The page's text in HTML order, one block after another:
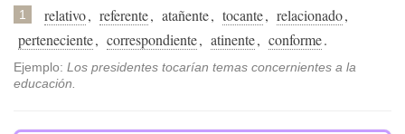
Temas recientes
1 relativo, referente, atañente, tocante, relacionado,
perteneciente, correspondiente, atinente, conforme.
Ejemplo: Los presidentes tocarían temas concernientes a la
educación.